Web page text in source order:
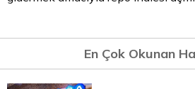
En Çok Okunan